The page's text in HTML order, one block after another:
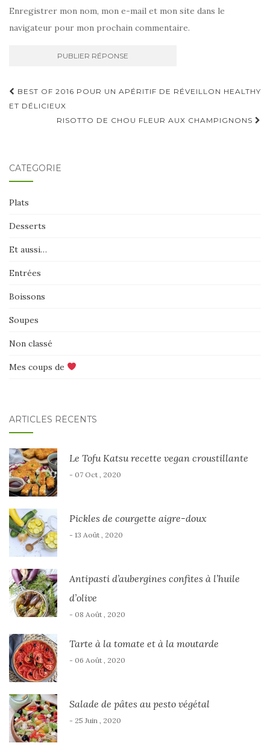
Enregistrer mon nom, mon e-mail et mon site dans le
navigateur pour mon prochain commentaire.
Navigation
d'article
BEST OF 2016 POUR UN APÉRITIF DE RÉVEILLON HEALTHY
ET DÉLICIEUX
RISOTTO DE CHOU FLEUR AUX CHAMPIGNONS
CATÉGORIE
Plats
Desserts
Et aussi…
Entrées
Boissons
Soupes
Non classé
Mes coups de
ARTICLES RÉCENTS
Le Tofu Katsu recette vegan croustillante
- 07 Oct , 2020
Pickles de courgette aigre-doux
- 13 Août , 2020
Antipasti d’aubergines confites à l’huile
d’olive
- 08 Août , 2020
Tarte à la tomate et à la moutarde
- 06 Août , 2020
Salade de pâtes au pesto végétal
- 25 Juin , 2020